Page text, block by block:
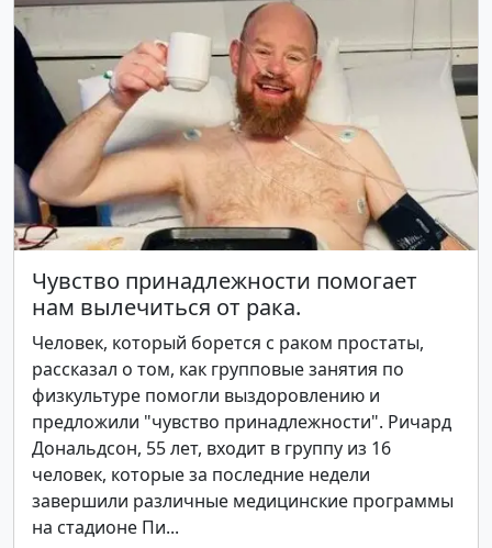
Чувство принадлежности помогает
нам вылечиться от рака.
Человек, который борется с раком простаты,
рассказал о том, как групповые занятия по
физкультуре помогли выздоровлению и
предложили "чувство принадлежности". Ричард
Дональдсон, 55 лет, входит в группу из 16
человек, которые за последние недели
завершили различные медицинские программы
на стадионе Пи...